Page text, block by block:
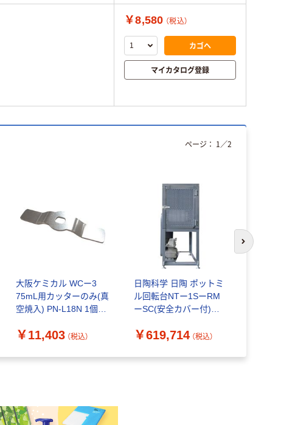
￥8,580 （税込）
カゴへ
マイカタログ登録
大阪ケミカル WCー3
75mL用カッターのみ(真
空焼入) PN-L18N 1個
￥11,403 （税込）
日陶科学 日陶 ポットミ
ル回転台NTー1SーRM
ーSC(安全カバー付)
0682（直送品）
￥619,714 （税込）
ページ： 1 ／2
次のスライド